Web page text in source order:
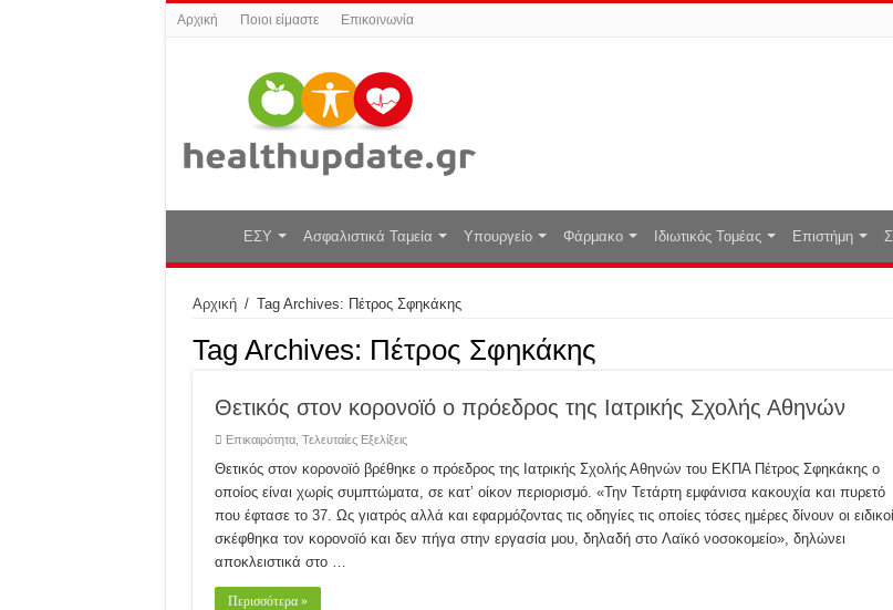
Αρχική Ποιοι είμαστε Επικοινωνία
ΕΣΥ Ασφαλιστικά Ταμεία Υπουργείο Φάρμακο Ιδιωτικός Τομέας Επιστήμη
Αρχική / Tag Archives: Πέτρος Σφηκάκης
Tag Archives: Πέτρος Σφηκάκης
Θετικός στον κορονοϊό ο πρόεδρος της Ιατρικής Σχολής Αθηνών
Επικαιρότητα, Τελευταίες Εξελίξεις
Θετικός στον κορονοϊό βρέθηκε ο πρόεδρος της Ιατρικής Σχολής Αθηνών του ΕΚΠΑ Πέτρος Σφηκάκης ο
οποίος είναι χωρίς συμπτώματα, σε κατ’ οίκον περιορισμό. «Την Τετάρτη εμφάνισα κακουχία και πυρετό
που έφτασε το 37. Ως γιατρός αλλά και εφαρμόζοντας τις οδηγίες τις οποίες τόσες ημέρες δίνουν οι ειδικοί
σκέφθηκα τον κορoνοϊό και δεν πήγα στην εργασία μου, δηλαδή στο Λαϊκό νοσοκομείο», δηλώνει
αποκλειστικά στο …
Περισσότερα »